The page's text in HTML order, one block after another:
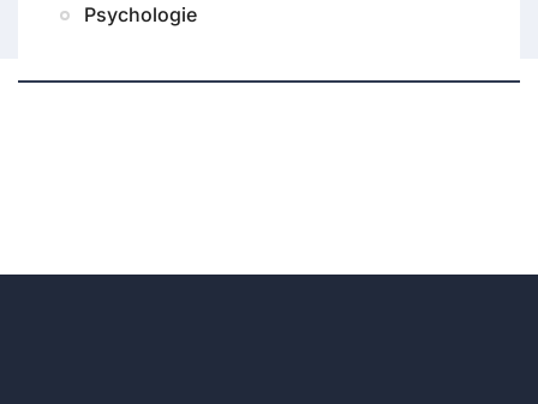
Psychologie